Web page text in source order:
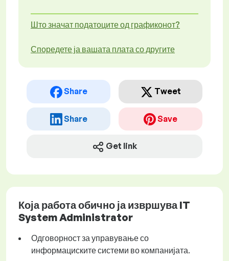
Што значат податоците од графиконот?
Споредете ја вашата плата со другите
Share Tweet
Share Save
Get link
Која работа обично ја извршува IT
System Administrator
Одговорност за управување со
информациските системи во компанијата.